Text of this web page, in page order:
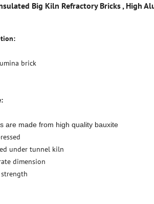
Big Kiln Refractory Bricks , High
brick
are made from high quality bauxite
under tunnel kiln
dimension